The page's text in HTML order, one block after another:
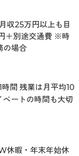
収25万円以上も目
＋別途交通費 ※時
の場合
間 残業は月平均10
ートの時間も大切
休暇・年末年始休